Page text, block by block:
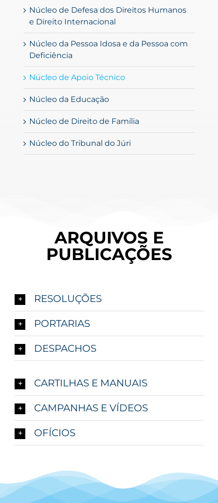
Núcleo de Defesa dos Direitos Humanos
e Direito Internacional
Núcleo da Pessoa Idosa e da Pessoa com
Deficiência
Núcleo de Apoio Técnico
Núcleo da Educação
Núcleo de Direito de Família
Núcleo do Tribunal do Júri
ARQUIVOS E
PUBLICAÇÕES
RESOLUÇÕES
PORTARIAS
DESPACHOS
CARTILHAS E MANUAIS
CAMPANHAS E VÍDEOS
OFÍCIOS